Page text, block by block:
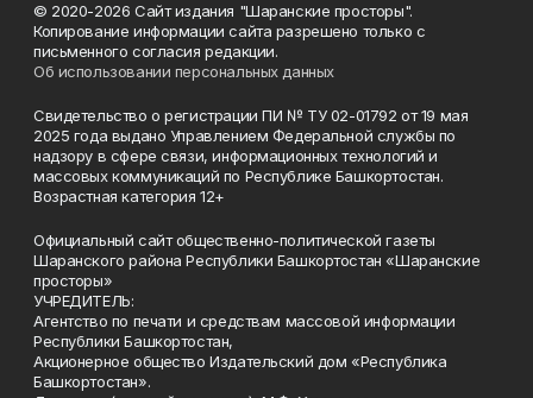
© 2020-2026 Сайт издания "Шаранские просторы".
Копирование информации сайта разрешено только с
письменного согласия редакции.
Об использовании персональных данных
Свидетельство о регистрации ПИ № ТУ 02-01792 от 19 мая
2025 года выдано Управлением Федеральной службы по
надзору в сфере связи, информационных технологий и
массовых коммуникаций по Республике Башкортостан.
Возрастная категория 12+
Официальный сайт общественно-политической газеты
Шаранского района Республики Башкортостан «Шаранские
просторы»
УЧРЕДИТЕЛЬ:
Агентство по печати и средствам массовой информации
Республики Башкортостан,
Акционерное общество Издательский дом «Республика
Башкортостан».